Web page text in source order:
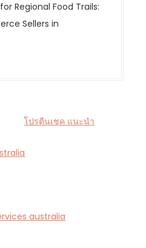
Regional Food Trails:
Sellers in
โปรตีนเชค แนะนำ
australia